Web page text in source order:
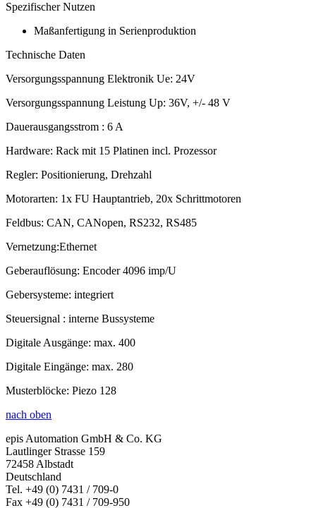
Spezifischer Nutzen
Maßanfertigung in Serienproduktion
Technische Daten
Versorgungsspannung Elektronik Ue: 24V
Versorgungsspannung Leistung Up: 36V, +/- 48 V
Dauerausgangsstrom : 6 A
Hardware: Rack mit 15 Platinen incl. Prozessor
Regler: Positionierung, Drehzahl
Motorarten: 1x FU Hauptantrieb, 20x Schrittmotoren
Feldbus: CAN, CANopen, RS232, RS485
Vernetzung:Ethernet
Geberauflösung: Encoder 4096 imp/U
Gebersysteme: integriert
Steuersignal : interne Bussysteme
Digitale Ausgänge: max. 400
Digitale Eingänge: max. 280
Musterblöcke: Piezo 128
nach oben
epis Automation GmbH & Co. KG
Lautlinger Strasse 159
72458 Albstadt
Deutschland
Tel. +49 (0) 7431 / 709-0
Fax +49 (0) 7431 / 709-950